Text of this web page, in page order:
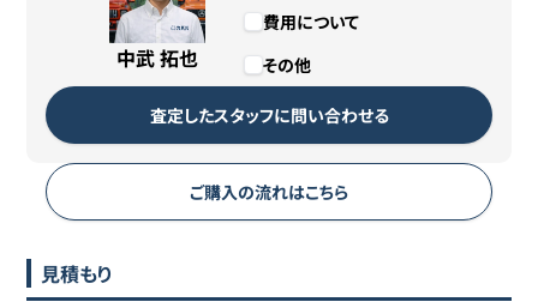
中武 拓也
費用について
その他
査定したスタッフに問い合わせる
ご購入の流れはこちら
見積もり